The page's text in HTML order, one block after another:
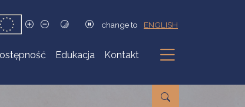
change to ENGLISH
Edukacja Kontakt
Podmenu